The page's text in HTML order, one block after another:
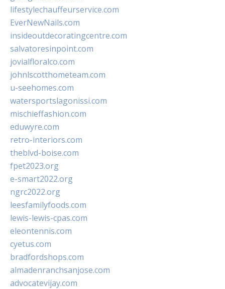
lifestylechauffeurservice.com
EverNewNails.com
insideoutdecoratingcentre.com
salvatoresinpoint.com
jovialfloralco.com
johnlscotthometeam.com
u-seehomes.com
watersportslagonissi.com
mischieffashion.com
eduwyre.com
retro-interiors.com
theblvd-boise.com
fpet2023.org
e-smart2022.org
ngrc2022.org
leesfamilyfoods.com
lewis-lewis-cpas.com
eleontennis.com
cyetus.com
bradfordshops.com
almadenranchsanjose.com
advocatevijay.com